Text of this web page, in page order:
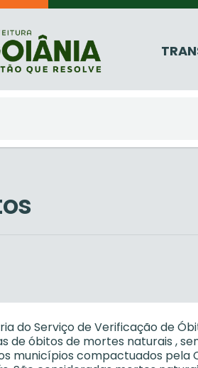
do Serviço de Verificação de
de óbitos de mortes naturais ,
municípios compactuados pela